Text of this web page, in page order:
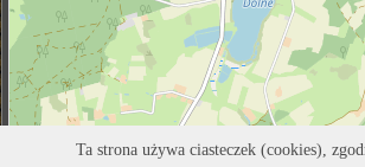
Ta strona używa ciasteczek (cookies),